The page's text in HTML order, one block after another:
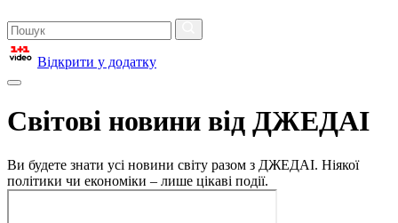
Відкрити у додатку
Світові новини від ДЖЕДАІ
Ви будете знати усі новини світу разом з ДЖЕДАІ. Ніякої
політики чи економіки – лише цікаві події.